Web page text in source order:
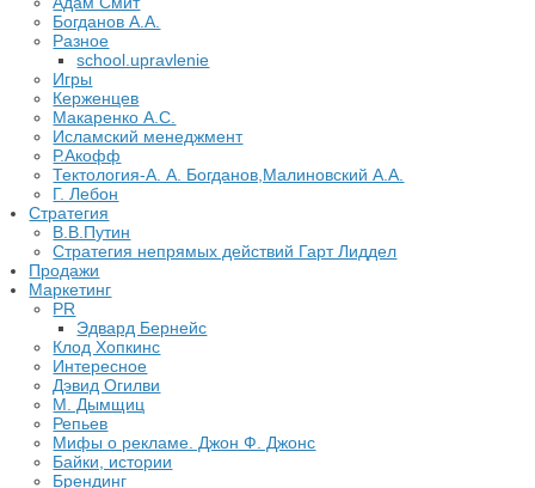
Богданов А.А.
Разное
school.upravlenie
Игры
Керженцев
Макаренко А.С.
Исламский менеджмент
Р.Акофф
Тектология-А. А. Богданов,Малиновский А.А.
​Г. Лебон
Стратегия
В.В.Путин
​Стратегия непрямых действий Гарт Лиддел
Продажи
Маркетинг
PR
Эдвард Бернейс
Клод Хопкинс
Интересное
Дэвид Огилви
М. Дымщиц
Репьев
Мифы о рекламе. Джон Ф. Джонс
Байки, истории
Брендинг